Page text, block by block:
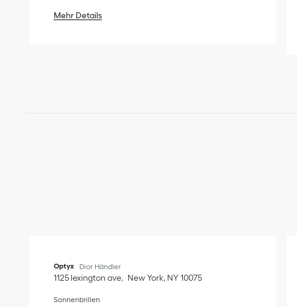
Mehr Details
Optyx Dior Händler
1125 lexington ave New York, NY10075
Sonnenbrillen